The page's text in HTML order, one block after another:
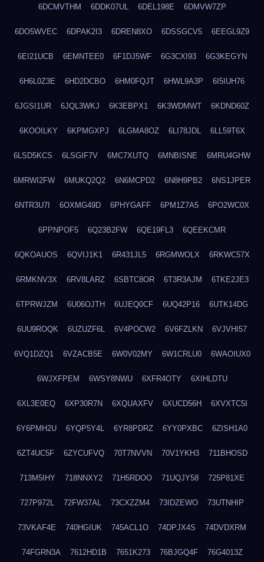
6DCMVTHM 6DDK07UL 6DEL198E 6DMVW7ZP
6DO5WVEC 6DPAK2I3 6DREN8XO 6DSSGCV5 6EEGL9Z9
6EI21UCB 6EMNTEE0 6F1DJ5WF 6G3CXI93 6G3KEGYN
6H6L0Z3E 6HD2DCBO 6HM0FQJT 6HWL9A3P 6I5IUH76
6JGSI1UR 6JQL3WKJ 6K3EBPX1 6K3WDMWT 6KDND60Z
6KOOILKY 6KPMGXPJ 6LGMA8OZ 6LI78JDL 6LL59T6X
6LSD5KCS 6LSGIF7V 6MC7XUTQ 6MNBISNE 6MRU4GHW
6MRWI2FW 6MUKQ2Q2 6N6MCPD2 6N8H9PB2 6NS1JPER
6NTR3U7I 6OXMG49D 6PHYGAFF 6PM1Z7A5 6PO2WC0X
6PPNPOF5 6Q23B2FW 6QE19FL3 6QEEKCMR
6QKOAUOS 6QVIJ1K1 6R431JL5 6RGMWOLX 6RKWC57X
6RMKNV3X 6RV8LARZ 6SBTC8OR 6T3R3AJM 6TKE2JE3
6TPRWJZM 6U06OJTH 6UJEQ0CF 6UQ42P16 6UTK14DG
6UU9ROQK 6UZUZF6L 6V4POCW2 6V6FZLKN 6VJVHI57
6VQ1DZQ1 6VZACB5E 6W0V02MY 6W1CRLU0 6WAOIUX0
6WJXFPEM 6WSY8NWU 6XFR4OTY 6XIHLDTU
6XL3E0EQ 6XP30R7N 6XQUAXFV 6XUCD56H 6XVXTC5I
6Y6PMH2U 6YQP5Y4L 6YR8PDRZ 6YY0PXBC 6ZISH1A0
6ZT4UC5F 6ZYCUFVQ 70T7NVVN 70V1YKH3 711BHOSD
713M5IHY 718NNXY2 71H5RDOO 71UQJY58 725P81XE
727P972L 72FW37AL 73CXZZM4 73IDZEWO 73UTNHIP
73VKAF4E 740HGIUK 745ACL1O 74DPJX4S 74DVDXRM
74FGRN3A 7612HD1B 7651K273 76BJGQ4F 76G4013Z